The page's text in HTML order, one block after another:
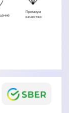
Премиум
качество